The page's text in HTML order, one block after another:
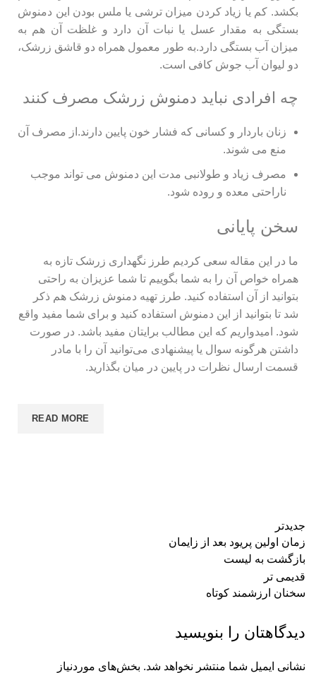
بکشد. کم یا زیاد کردن میزان ترشی یا ملس بودن این دمنوش
بستگی به مقدار عسل یا نبات آن دارد و غلظت آن هم به
میزان آب بستگی دارد.به طور معمول همراه دو قاشق زرشک،
دو لیوان آب جوش کافی است.
چه افرادی نباید دمنوش زرشک مصرف کنند
زنان باردار و کسانی که فشار خون پایین دارند.از مصرف آن
منع می شوند.
مصرف زیاد و طولانبی مدت این دمنوش می تواند موجب
ناراحتی معده و روده شود.
سخن پایانی
ما در این مقاله سعی کردیم طرز نگهداری زرشک تازه به
همراه خواص آن را به شما بگوییم تا شما عزیزان به راحتی
بتوانید از آن استفاده کنید. طرز تهیه دمنوش زرشک هم ذکر
شد تا بتوانید از این دمنوش استفاده کنید و برای شما مفید واقع
شود. امیدواریم که این مطالب برایتان مفید باشد. در صورت
داشتن هرگونه سوال یا پیشنهادی می‌توانید آن را با مادر
قسمت ارسال نظرات در پایین در میان بگذارید.
READ MORE
جدیدتر
زمان اولین پریود بعد از زایمان
بازگشت به لیست
قدیمی تر
سخنان ارزشمند کوتاه
دیدگاهتان را بنویسید
نشانی ایمیل شما منتشر نخواهد شد. بخش‌های موردنیاز